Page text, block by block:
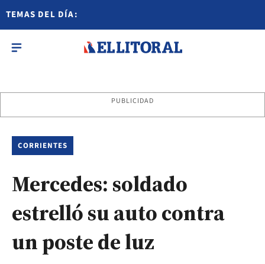
TEMAS DEL DÍA:
PUBLICIDAD
CORRIENTES
Mercedes: soldado
estrelló su auto contra
un poste de luz